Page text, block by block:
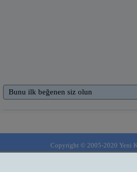
Bunu ilk beğenen siz olun
Copyright © 2005-2020 Yeni